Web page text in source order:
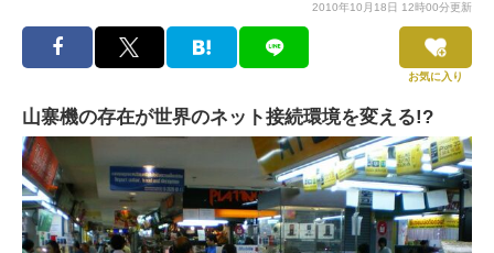
2010年10月18日 12時00分更新
お気に入り
山寨機の存在が世界のネット接続環境を変える!?